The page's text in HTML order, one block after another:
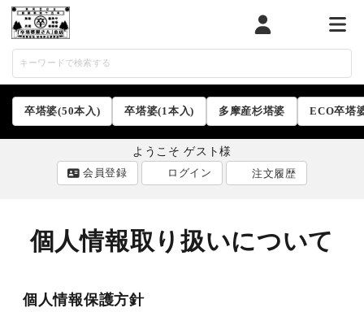
マイページカート メニ
卒塔婆(50本入) 卒塔婆(1本入) 多摩産杉塔婆 ECO卒塔
ようこそ ゲスト様
会員登録
ログイン 注文履歴
ようこそ ゲスト 様
個人情報取り扱いについて
個人情報保護方針